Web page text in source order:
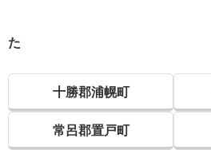
た
十勝郡浦幌町
常呂郡置戸町